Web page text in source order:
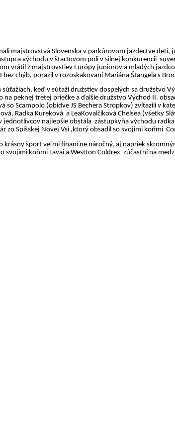
majstrovstvá Slovenska v parkúrovom jazdectve
východu v štartovom poli v silnej konkurencii
vrátil z majstrovstiev Európy juniorov a mladých
chýb, porazil v rozoskakovaní Mariána Štangela s
keď v súťaži družstiev dospelých sa družstvo
na peknej tretej priečke a ďalšie družstvo Východ II.
so Scampolo (obidve JS Bechera Stropkov) zvíťazili v
Radka Kureková a LeaKovalčíková Chelsea (všetky
jednotlivcov najlepšie obstála zástupkyňa východu
zo Spišskej Novej Vsi ,ktorý obsadil so svojimi koňmi
krásny šport veľmi finančne náročný, aj napriek
svojimi koňmi Lavai a Westton Coldrex zúčastní na